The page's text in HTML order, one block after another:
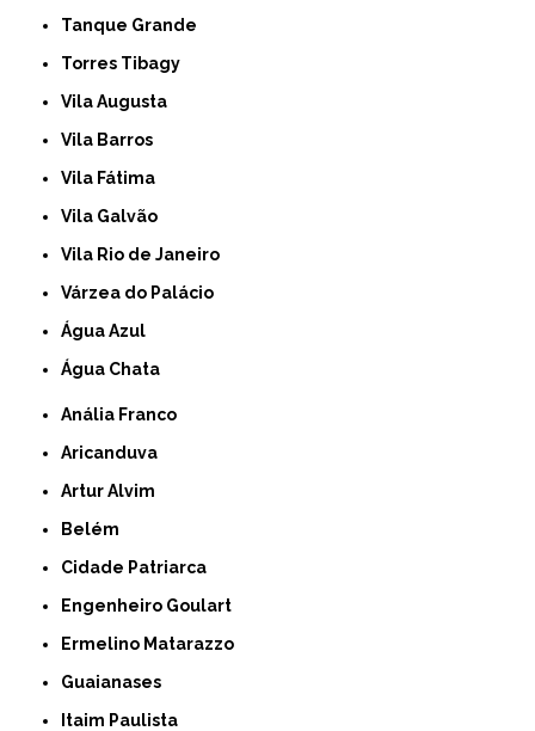
Tanque Grande
Torres Tibagy
Vila Augusta
Vila Barros
Vila Fátima
Vila Galvão
Vila Rio de Janeiro
Várzea do Palácio
Água Azul
Água Chata
Anália Franco
Aricanduva
Artur Alvim
Belém
Cidade Patriarca
Engenheiro Goulart
Ermelino Matarazzo
Guaianases
Itaim Paulista